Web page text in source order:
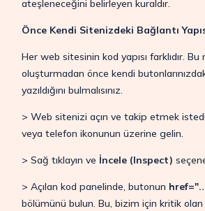
ateşleneceğini belirleyen kuraldır.
Önce Kendi Sitenizdeki Bağlantı
Her web sitesinin kod yapısı farklıdır. Bu
oluşturmadan önce kendi
yazıldığını bulmalısınız.
> Web sitenizi açın ve takip etmek
veya telefon ikonunun üzerine gelin.
> Sağ tıklayın ve İncele (Inspect)
> Açılan kod panelinde, butonun
bölümünü bulun. Bu, bizim için kritik olan